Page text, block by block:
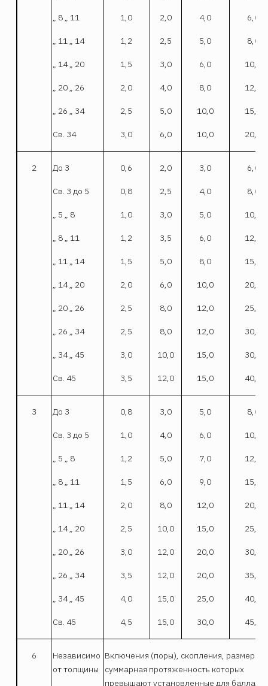
„ 8 „ 11
„ 11 „ 14
„ 14 „ 20
„ 20 „ 26
„ 26 „ 34
Св. 34
1,0
1,2
1,5
2,0
2,5
3,0
2,0
2,5
3,0
4,0
5,0
6,0
4,0
5,0
6,0
8,0
10,0
10,0
6,0
8,0
10,0
12,0
15,0
20,0
2 До 3
Св. 3 до 5
„ 5 „ 8
„ 8 „ 11
„ 11 „ 14
„ 14 „ 20
„ 20 „ 26
„ 26 „ 34
„ 34 „ 45
Св. 45
0,6
0,8
1,0
1,2
1,5
2,0
2,5
2,5
3,0
3,5
2,0
2,5
3,0
3,5
5,0
6,0
8,0
8,0
10,0
12,0
3,0
4,0
5,0
6,0
8,0
10,0
12,0
12,0
15,0
15,0
6,0
8,0
10,0
12,0
15,0
20,0
25,0
30,0
30,0
40,0
3 До 3
Св. 3 до 5
„ 5 „ 8
„ 8 „ 11
„ 11 „ 14
„ 14 „ 20
„ 20 „ 26
„ 26 „ 34
„ 34 „ 45
Св. 45
0,8
1,0
1,2
1,5
2,0
2,5
3,0
3,5
4,0
4,5
3,0
4,0
5,0
6,0
8,0
10,0
12,0
12,0
15,0
15,0
5,0
6,0
7,0
9,0
12,0
15,0
20,0
20,0
25,0
30,0
8,0
10,0
12,0
15,0
20,0
25,0
30,0
35,0
40,0
45,0
6
Независимо
от толщины
Включения (поры), скопления, размер
суммарная протяженность которых
превышают установленные для балла 3